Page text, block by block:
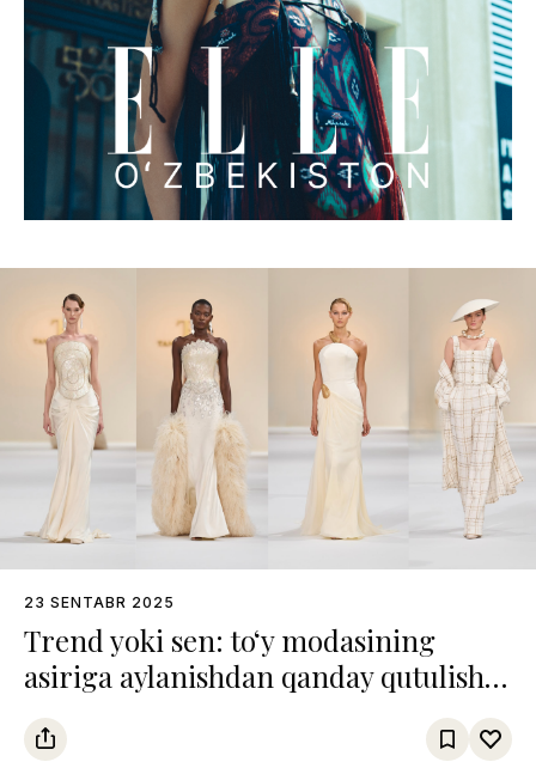
23 SENTABR 2025
Trend yoki sen: to‘y modasining
asiriga aylanishdan qanday qutulish
mumkin?